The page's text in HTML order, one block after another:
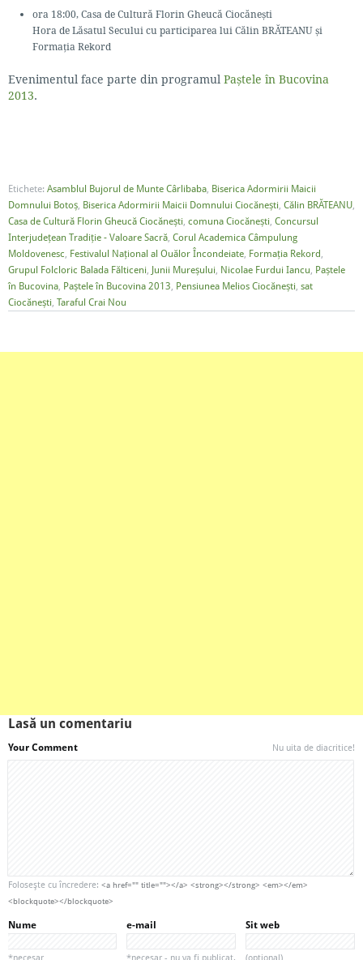
ora 18:00, Casa de Cultură Florin Gheucă Ciocănești
Hora de Lăsatul Secului cu participarea lui Călin BRĂTEANU și
Formația Rekord
Evenimentul face parte din programul Paștele în Bucovina
2013.
Etichete: Asamblul Bujorul de Munte Cârlibaba, Biserica Adormirii Maicii
Domnului Botoș, Biserica Adormirii Maicii Domnului Ciocănești, Călin BRĂTEANU,
Casa de Cultură Florin Gheucă Ciocănești, comuna Ciocănești, Concursul
Interjudețean Tradiție - Valoare Sacră, Corul Academica Câmpulung
Moldovenesc, Festivalul Național al Ouălor Încondeiate, Formația Rekord,
Grupul Folcloric Balada Fălticeni, Junii Mureșului, Nicolae Furdui Iancu, Paștele
în Bucovina, Paștele în Bucovina 2013, Pensiunea Melios Ciocănești, sat
Ciocănești, Taraful Crai Nou
Lasă un comentariu
Your Comment Nu uita de diacritice!
Foloseşte cu încredere: <a href="" title=""></a> <strong></strong> <em></em>
<blockquote></blockquote>
Nume
*necesar
e-mail
*necesar - nu va fi publicat.
Sit web
(opțional)